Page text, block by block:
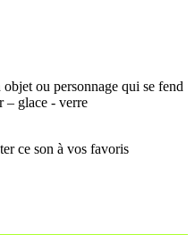
ou personnage qui se fend
– glace - verre